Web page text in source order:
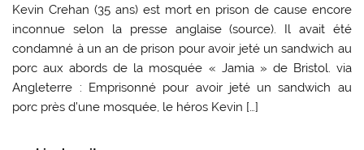
Kevin Crehan (35 ans) est mort en prison de cause encore
inconnue selon la presse anglaise (source). Il avait été
condamné à un an de prison pour avoir jeté un sandwich au
porc aux abords de la mosquée « Jamia » de Bristol. via
Angleterre : Emprisonné pour avoir jeté un sandwich au
porc près d’une mosquée, le héros Kevin […]